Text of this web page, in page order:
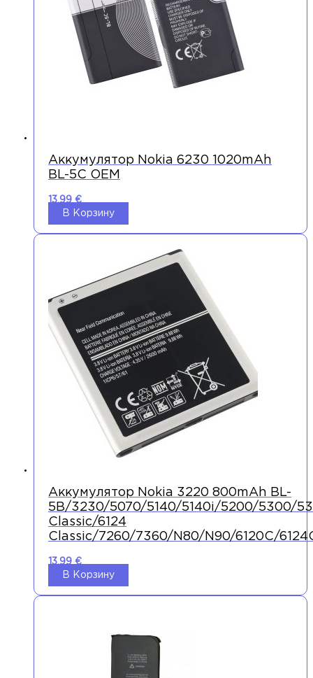
Аккумулятор Nokia 6230 1020mAh
BL-5C OEM
13,99 €
В Корзину
Аккумулятор Nokia 3220 800mAh BL-
5B/3230/5070/5140/5140i/5200/5300/
Classic/6124
Classic/7260/7360/N80/N90/6120C/
13,99 €
В Корзину